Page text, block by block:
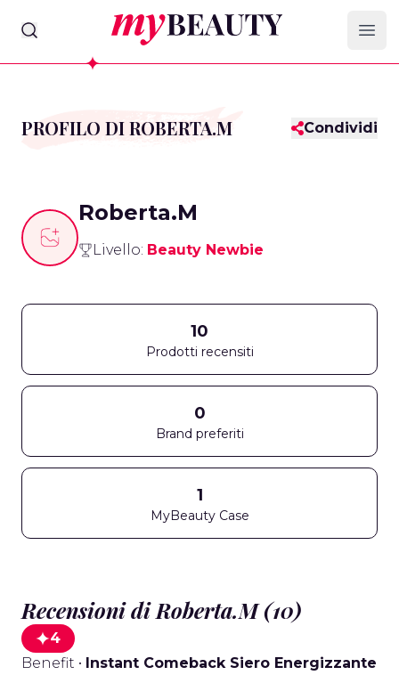
myBeauty
PROFILO DI ROBERTA.M Condividi
Roberta.M
Livello: Beauty Newbie
10
Prodotti recensiti
0
Brand preferiti
1
MyBeauty Case
Recensioni di Roberta.M (10)
4
Benefit • Instant Comeback Siero Energizzante